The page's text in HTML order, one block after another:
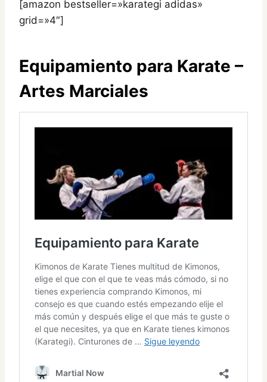
[amazon bestseller=»karategi adidas»
grid=»4″]
Equipamiento para Karate –
Artes Marciales